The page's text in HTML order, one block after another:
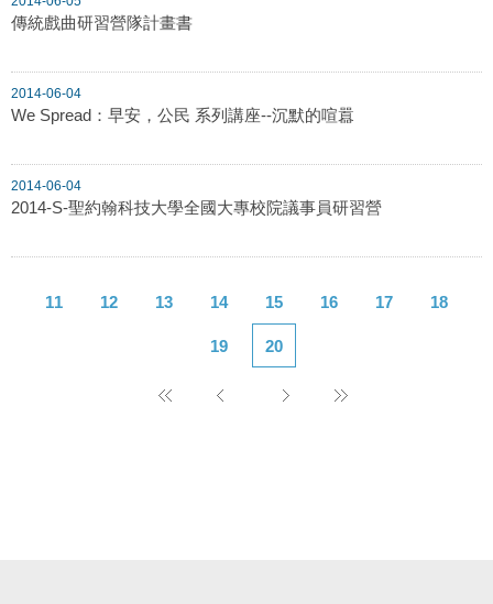
傳統戲曲研習營隊計畫書
2014-06-04
We Spread：早安，公民 系列講座--沉默的喧囂
2014-06-04
2014-S-聖約翰科技大學全國大專校院議事員研習營
11 12 13 14 15 16 17 18
19 20